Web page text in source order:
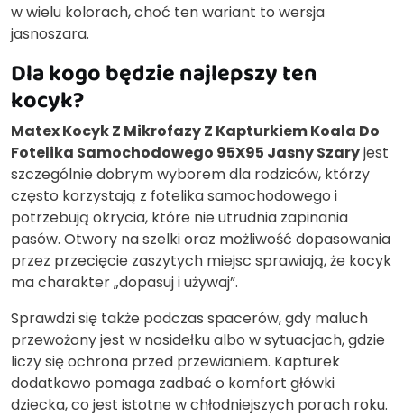
w wielu kolorach, choć ten wariant to wersja
jasnoszara.
Dla kogo będzie najlepszy ten
kocyk?
Matex Kocyk Z Mikrofazy Z Kapturkiem Koala Do
Fotelika Samochodowego 95X95 Jasny Szaryjest
szczególnie dobrym wyborem dla rodziców, którzy
często korzystają z fotelika samochodowego i
potrzebują okrycia, które nie utrudnia zapinania
pasów. Otwory na szelki oraz możliwość dopasowania
przez przecięcie zaszytych miejsc sprawiają, że kocyk
ma charakter „dopasuj i używaj”.
Sprawdzi się także podczas spacerów, gdy maluch
przewożony jest w nosidełku albo w sytuacjach, gdzie
liczy się ochrona przed przewianiem. Kapturek
dodatkowo pomaga zadbać o komfort główki
dziecka, co jest istotne w chłodniejszych porach roku.